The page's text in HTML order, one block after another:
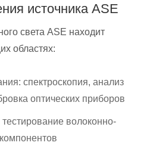
источника ASE
света ASE находит
областях:
спектроскопия, анализ
оптических приборов
волоконно-